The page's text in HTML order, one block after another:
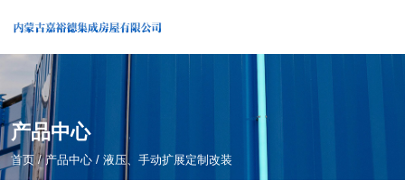
产品中心
首页/产品中心 / 液压、手动扩展定制改装